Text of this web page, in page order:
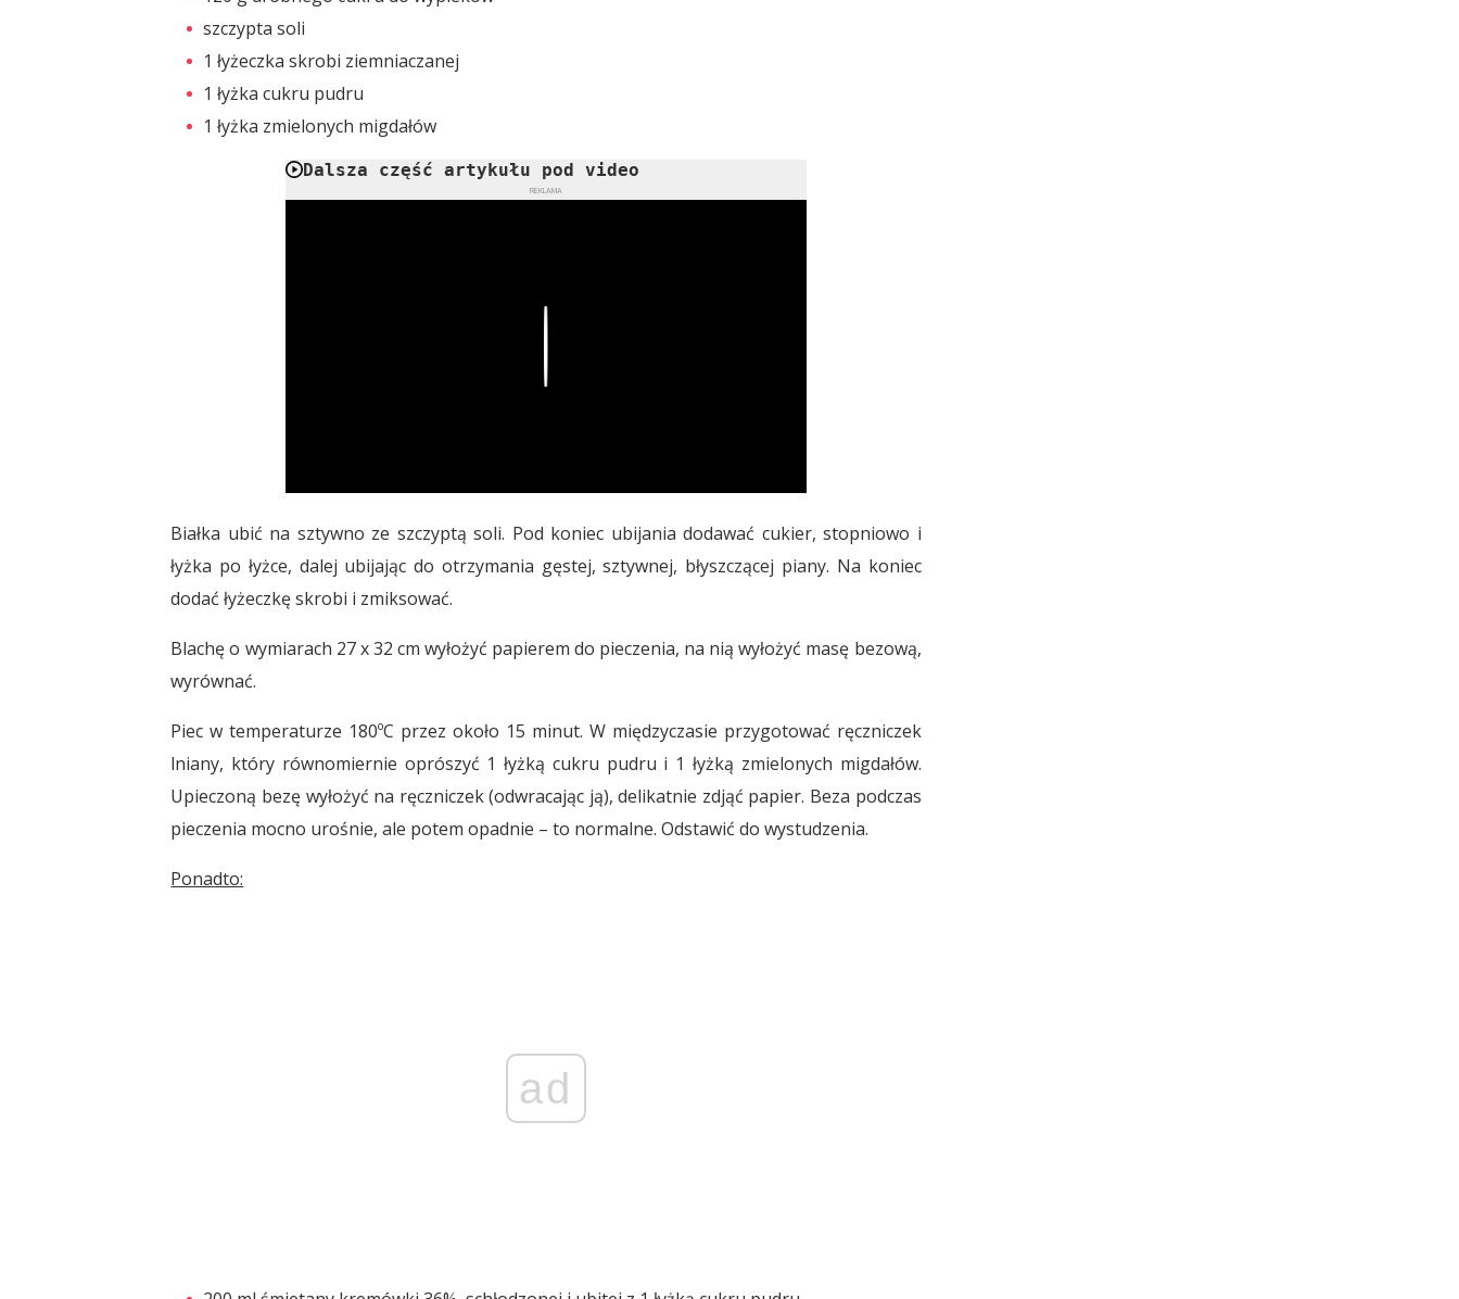
szczypta soli
1 łyżeczka skrobi ziemniaczanej
1 łyżka cukru pudru
1 łyżka zmielonych migdałów
Dalsza część artykułu pod video
REKLAMA
Białka ubić na sztywno ze szczyptą soli. Pod koniec ubijania dodawać cukier, stopniowo i
łyżka po łyżce, dalej ubijając do otrzymania gęstej, sztywnej, błyszczącej piany. Na koniec
dodać łyżeczkę skrobi i zmiksować.
Blachę o wymiarach 27 x 32 cm wyłożyć papierem do pieczenia, na nią wyłożyć masę bezową,
wyrównać.
Piec w temperaturze 180ºC przez około 15 minut. W międzyczasie przygotować ręczniczek
lniany, który równomiernie oprószyć 1 łyżką cukru pudru i 1 łyżką zmielonych migdałów.
Upieczoną bezę wyłożyć na ręczniczek (odwracając ją), delikatnie zdjąć papier. Beza podczas
pieczenia mocno urośnie, ale potem opadnie – to normalne. Odstawić do wystudzenia.
Ponadto:
ad